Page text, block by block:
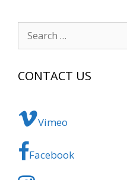
Search
for:
CONTACT US
Vimeo
Facebook